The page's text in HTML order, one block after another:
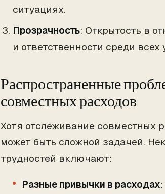
ситуациях.
Прозрачность: Открытость в
и ответственности среди всех
Распространенные
совместных расходов
Хотя отслеживание совместных
может быть сложной задачей.
трудностей включают:
Разные привычки в расходах